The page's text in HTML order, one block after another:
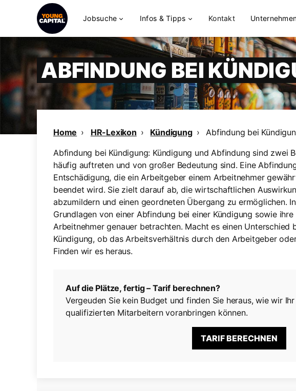
Jobsuche Infos & Tipps Kontakt
ABFINDUNG BEI
Home HR-Lexikon Kündigung
Abfindung bei
Abfindung bei Kündigung: Kündigung und Abfindung sind zwei
häufig auftreten und von großer Bedeutung sind. Eine
Entschädigung, die ein Arbeitgeber einem Arbeitnehmer
beendet wird. Sie zielt darauf ab, die wirtschaftlichen
abzumildern und einen geordneten Übergang zu ermöglichen.
Grundlagen von einer Abfindung bei einer Kündigung sowie
Arbeitnehmer genauer betrachten. Macht es einen Unterschied
Kündigung, ob das Arbeitsverhältnis durch den Arbeitgeber
Finden wir es heraus.
Auf die Plätze, fertig – Tarif berechnen?
Vergeuden Sie kein Budget und finden Sie heraus, wie wir
qualifizierten Mitarbeitern voranbringen können.
TARIF BERECHNEN